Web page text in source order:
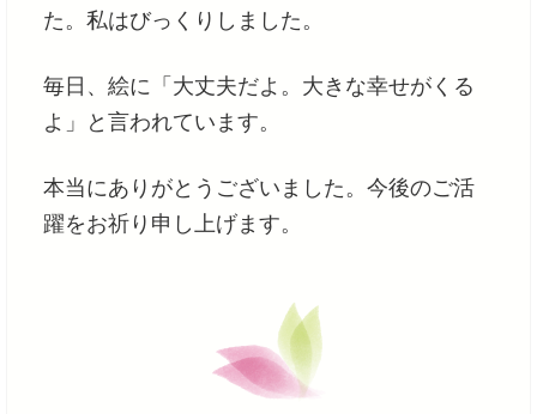
た。私はびっくりしました。
毎日、絵に「大丈夫だよ。大きな幸せがくる
よ」と言われています。
本当にありがとうございました。今後のご活
躍をお祈り申し上げます。